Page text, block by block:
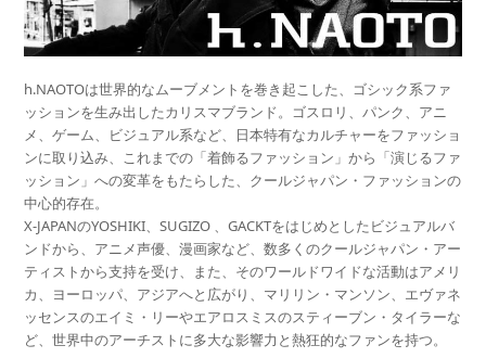
h.NAOTOは世界的なムーブメントを巻き起こした、ゴシック系ファ
ッションを生み出したカリスマブランド。ゴスロリ、パンク、アニ
メ、ゲーム、ビジュアル系など、日本特有なカルチャーをファッショ
ンに取り込み、これまでの「着飾るファッション」から「演じるファ
ッション」への変革をもたらした、クールジャパン・ファッションの
中心的存在。
X-JAPANのYOSHIKI、SUGIZO 、GACKTをはじめとしたビジュアルバ
ンドから、アニメ声優、漫画家など、数多くのクールジャパン・アー
ティストから支持を受け、また、そのワールドワイドな活動はアメリ
カ、ヨーロッパ、アジアへと広がり、マリリン・マンソン、エヴァネ
ッセンスのエイミ・リーやエアロスミスのスティーブン・タイラーな
ど、世界中のアーチストに多大な影響力と熱狂的なファンを持つ。